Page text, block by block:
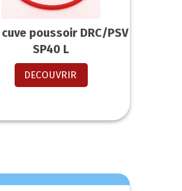
poussoir DRC/PSV
SP40 L
DECOUVRIR